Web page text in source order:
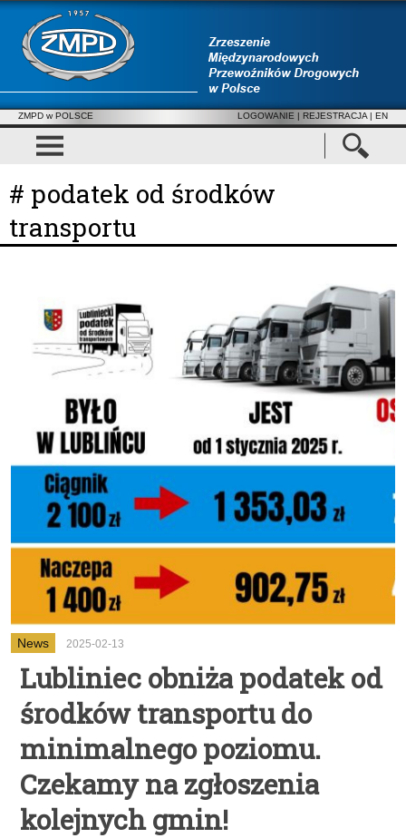
ZMPD w POLSCE LOGOWANIE | REJESTRACJA | EN
# podatek od środków
transportu
News 2025-02-13
Lubliniec obniża podatek od
środków transportu do
minimalnego poziomu.
Czekamy na zgłoszenia
kolejnych gmin!